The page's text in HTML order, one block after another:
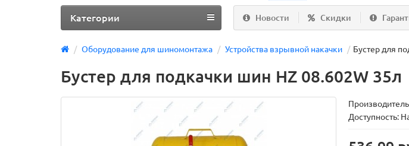
Новости Скидки
Категории
Оборудование для шиномонтажа Устройства взрывной накачки Бустер для
Бустер для подкачки шин HZ 08.602W 35л
Доступность: